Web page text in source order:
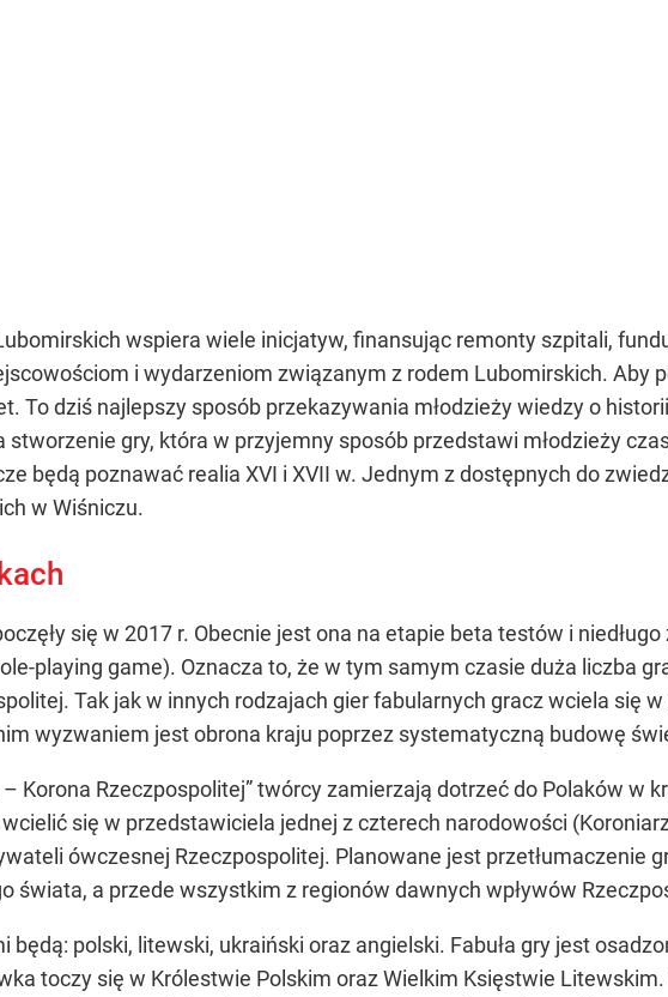
wspiera wiele inicjatyw, finansując remonty szpitali,
i wydarzeniom związanym z rodem Lubomirskich. Aby
To dziś najlepszy sposób przekazywania młodzieży wiedzy o
stworzenie gry, która w przyjemny sposób przedstawi młodzieży
będą poznawać realia XVI i XVII w. Jednym z dostępnych do
w Wiśniczu.
się w 2017 r. Obecnie jest ona na etapie beta testów i
playing game). Oznacza to, że w tym samym czasie duża liczba
Tak jak w innych rodzajach gier fabularnych gracz wciela się
wyzwaniem jest obrona kraju poprzez systematyczną budowę
– Korona Rzeczpospolitej” twórcy zamierzają dotrzeć do Polaków w
się w przedstawiciela jednej z czterech narodowości
ówczesnej Rzeczpospolitej. Planowane jest przetłumaczenie
świata, a przede wszystkim z regionów dawnych wpływów
będą: polski, litewski, ukraiński oraz angielski. Fabuła gry jest
toczy się w Królestwie Polskim oraz Wielkim Księstwie